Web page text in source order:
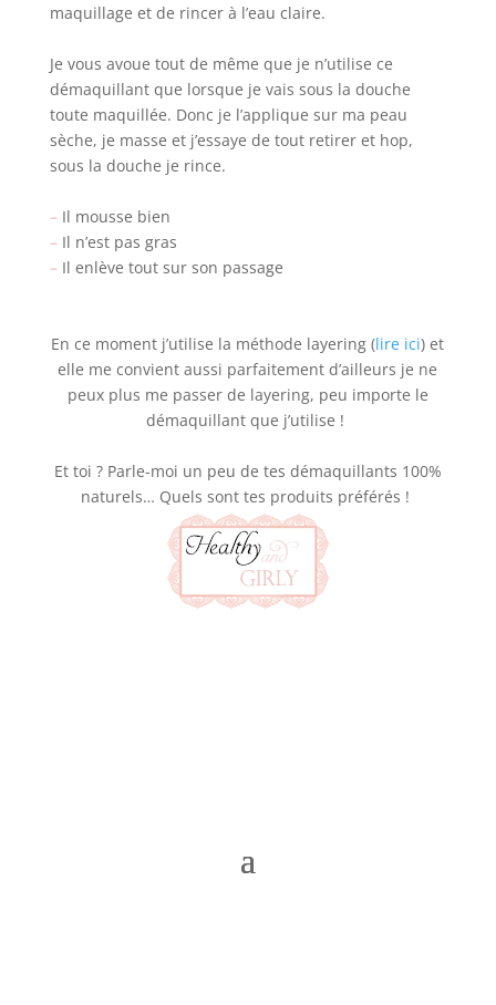
maquillage et de rincer à l’eau claire.
Je vous avoue tout de même que je n’utilise ce
démaquillant que lorsque je vais sous la douche
toute maquillée. Donc je l’applique sur ma peau
sèche, je masse et j’essaye de tout retirer et hop,
sous la douche je rince.
– Il mousse bien
– Il n’est pas gras
– Il enlève tout sur son passage
En ce moment j’utilise la méthode layering (lire ici) et
elle me convient aussi parfaitement d’ailleurs je ne
peux plus me passer de layering, peu importe le
démaquillant que j’utilise !
Et toi ? Parle-moi un peu de tes démaquillants 100%
naturels… Quels sont tes produits préférés !